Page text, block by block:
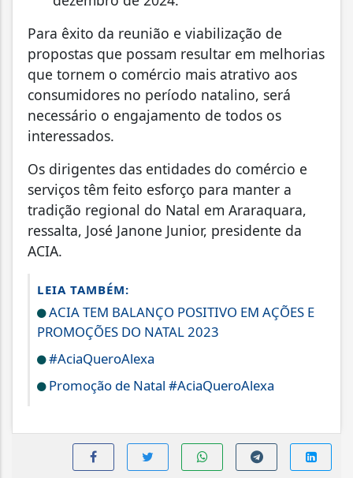
Para êxito da reunião e viabilização de
propostas que possam resultar em melhorias
que tornem o comércio mais atrativo aos
consumidores no período natalino, será
necessário o engajamento de todos os
interessados.
Os dirigentes das entidades do comércio e
serviços têm feito esforço para manter a
tradição regional do Natal em Araraquara,
ressalta, José Janone Junior, presidente da
ACIA.
LEIA TAMBÉM:
ACIA TEM BALANÇO POSITIVO EM AÇÕES E
PROMOÇÕES DO NATAL 2023
#AciaQueroAlexa
Promoção de Natal #AciaQueroAlexa